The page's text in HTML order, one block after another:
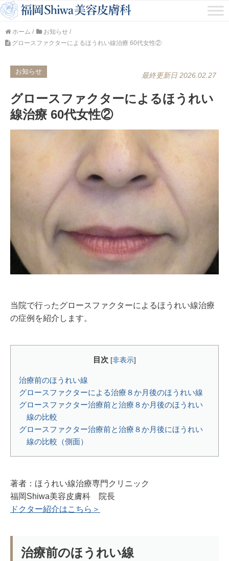
ホーム / お知らせ /
グロースファクターによるほうれい線治療 60代女性②
お知らせ 最終更新日 2026.02.27
グロースファクターによるほうれい
線治療 60代女性②
当院で行ったグロースファクターによるほうれい線治療
の症例を紹介します。
目次 [非表示]
治療前のほうれい線
グロースファクターによる治療８か月後のほうれい線
グロースファクター治療前と治療８か月後のほうれい
線の比較
グロースファクター治療前と治療８か月後にほうれい
線の比較（側面）
著者：ほうれい線治療専門クリニック
福岡Shiwa美容皮膚科 院長
ドクター紹介はこちら＞
治療前のほうれい線